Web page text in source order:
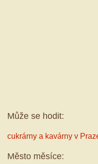
Může se hodit:
cukrárny a kavárny v
Město měsíce: